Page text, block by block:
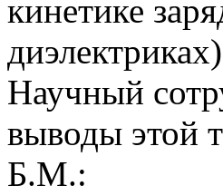
кинетике
Научный
выводы этой
Б.М.: